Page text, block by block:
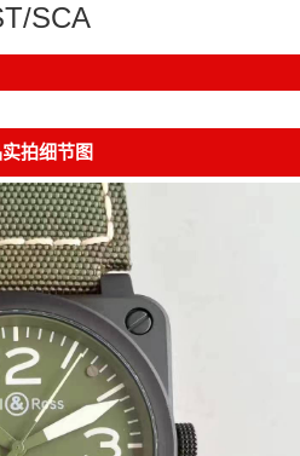
SCA
拍细节图